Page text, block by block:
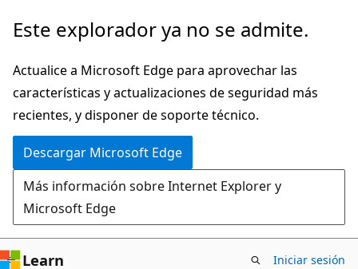
Ir
contenido
principal
Este explorador ya no se admite.
Actualice a Microsoft Edge para aprovechar las
características y actualizaciones de seguridad más
recientes, y disponer de soporte técnico.
Descargar Microsoft Edge
Más información sobre Internet Explorer y
Microsoft Edge
Learn Iniciar sesión